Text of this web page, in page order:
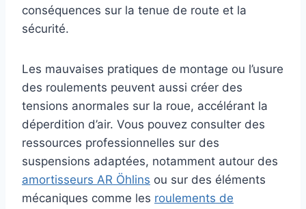
conséquences sur la tenue de route et la
sécurité.
Les mauvaises pratiques de montage ou l’usure
des roulements peuvent aussi créer des
tensions anormales sur la roue, accélérant la
déperdition d’air. Vous pouvez consulter des
ressources professionnelles sur des
suspensions adaptées, notamment autour des
amortisseurs AR Öhlins ou sur des éléments
mécaniques comme les roulements de